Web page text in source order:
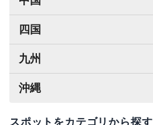
四国
九州
沖縄
スポットをカテゴリから探す